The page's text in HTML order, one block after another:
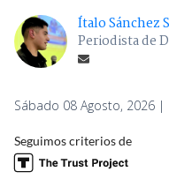
Ítalo Sánchez
Periodista de
Sábado 08 Agosto, 2026 |
Seguimos criterios de